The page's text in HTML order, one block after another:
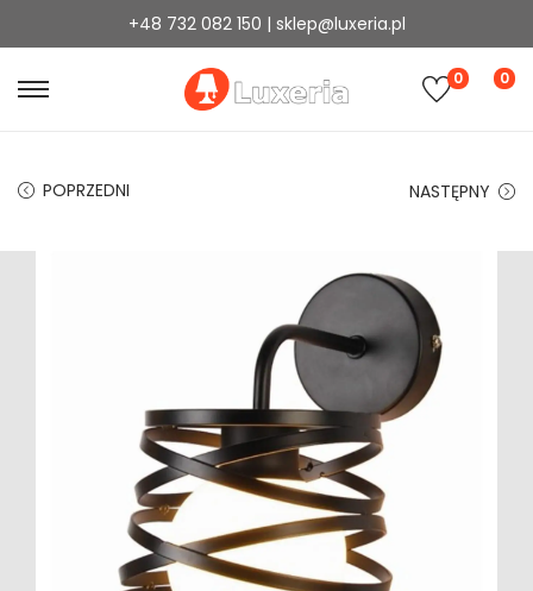
+48 732 082 150 | sklep@luxeria.pl
0 0
POPRZEDNI NASTĘPNY